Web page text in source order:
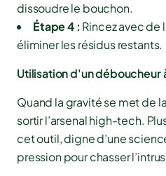
dissoudre le bouchon.
Étape 4 : Rincez avec de
éliminer les résidus restants.
Utilisation d'un déboucheur
Quand la gravité se met de
sortir l’arsenal high-tech.
cet outil, digne d’une
pression pour chasser